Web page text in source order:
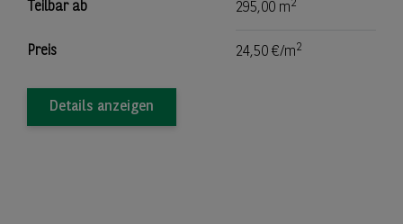
Teilbar ab 295,00 m2
Preis 24,50 €/m2
Details anzeigen